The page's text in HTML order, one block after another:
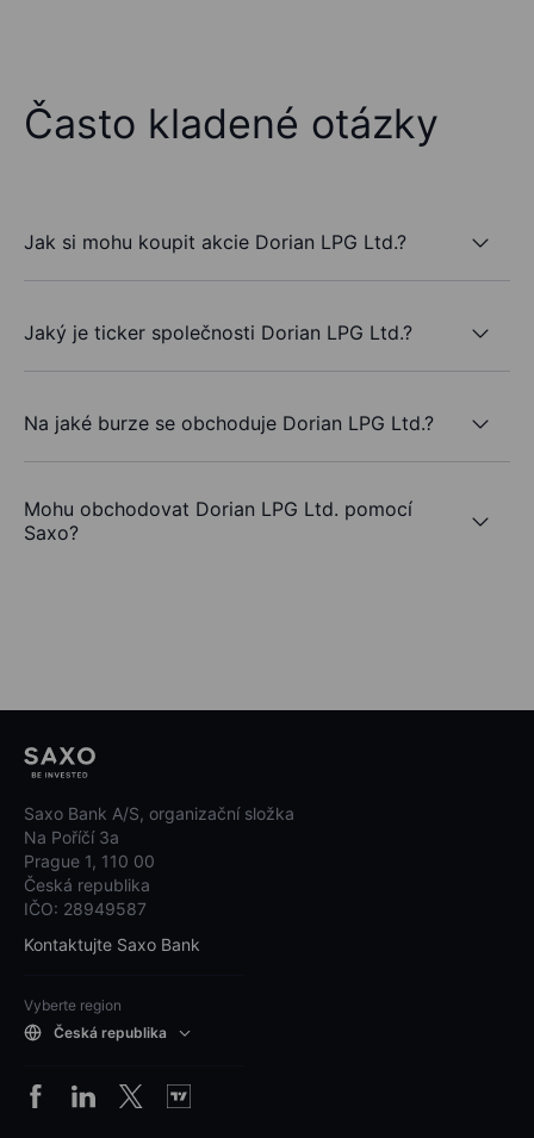
Často kladené otázky
Jak si mohu koupit akcie Dorian LPG Ltd.?
Jaký je ticker společnosti Dorian LPG Ltd.?
Na jaké burze se obchoduje Dorian LPG Ltd.?
Mohu obchodovat Dorian LPG Ltd. pomocí
Saxo?
Saxo Bank A/S, organizační složka
Na Poříčí 3a
Prague 1, 110 00
Česká republika
IČO: 28949587
Kontaktujte Saxo Bank
Vyberte region
Česká republika